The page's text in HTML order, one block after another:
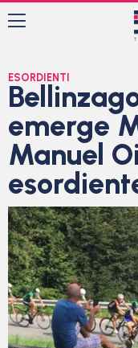
ESORDIENTI
emerge
Manuel